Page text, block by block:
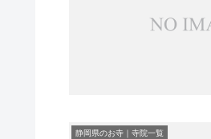
静岡県のお寺｜寺院一覧